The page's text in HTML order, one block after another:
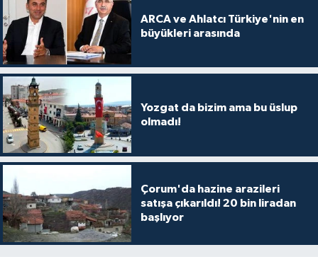
ARCA ve Ahlatcı Türkiye'nin en
büyükleri arasında
Yozgat da bizim ama bu üslup
olmadı!
Çorum'da hazine arazileri
satışa çıkarıldı! 20 bin liradan
başlıyor